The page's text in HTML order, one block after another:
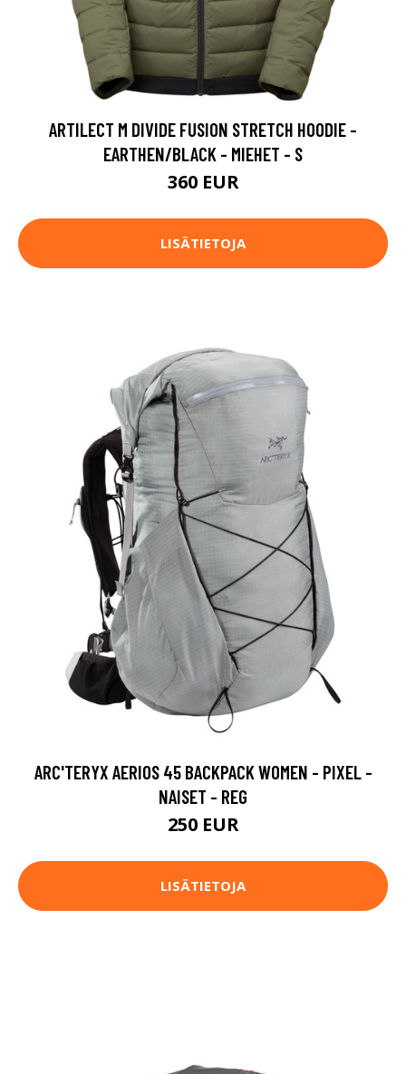
ARTILECT M DIVIDE FUSION STRETCH HOODIE -
EARTHEN/BLACK - MIEHET - S
360 EUR
LISÄTIETOJA
ARC'TERYX AERIOS 45 BACKPACK WOMEN - PIXEL -
NAISET - REG
250 EUR
LISÄTIETOJA